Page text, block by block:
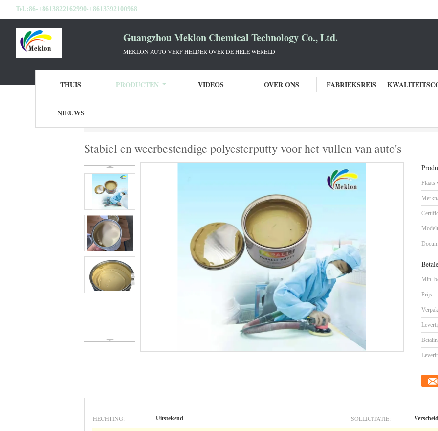
Tel.:86-+8613822162990-+8613392100968
Guangzhou Meklon Chemical Technology Co., Ltd.
MEKLON AUTO VERF HELDER OVER DE HELE WERELD
THUIS PRODUCTEN VIDEOS OVER ONS FABRIEKSREIS
NIEUWS
Stabiel en weerbestendige polyesterputty voor het vullen van auto's
Plaats
Min.
Prijs:
HECHTING: Uitstekend SOLLICITATIE: